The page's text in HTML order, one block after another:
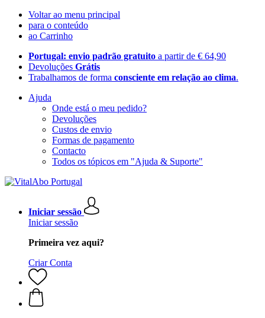
Voltar ao menu principal
para o conteúdo
ao Carrinho
Portugal: envio padrão gratuito a partir de € 64,90
Devoluções Grátis
Trabalhamos de forma consciente em relação ao clima.
Ajuda
Onde está o meu pedido?
Devoluções
Custos de envio
Formas de pagamento
Contacto
Todos os tópicos em "Ajuda & Suporte"
Iniciar sessão
Iniciar sessão
Primeira vez aqui?
Criar Conta